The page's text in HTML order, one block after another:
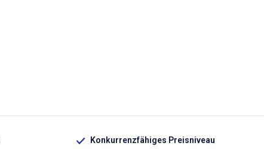
Konkurrenzfähiges Preisniveau